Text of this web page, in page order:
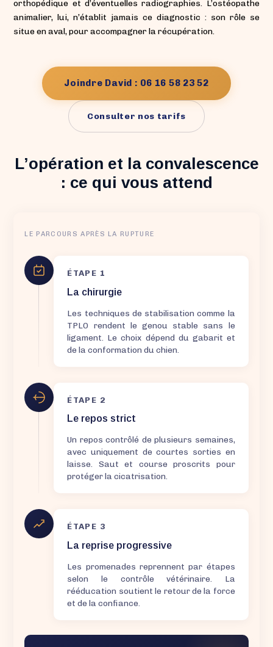
orthopédique et d’éventuelles radiographies. L’ostéopathe
animalier, lui, n’établit jamais ce diagnostic : son rôle se
situe en aval, pour accompagner la récupération.
Joindre David : 06 16 58 23 52
Consulter nos tarifs
L’opération et la convalescence
: ce qui vous attend
LE PARCOURS APRÈS LA RUPTURE
ÉTAPE 1
La chirurgie
Les techniques de stabilisation comme la
TPLO rendent le genou stable sans le
ligament. Le choix dépend du gabarit et
de la conformation du chien.
ÉTAPE 2
Le repos strict
Un repos contrôlé de plusieurs semaines,
avec uniquement de courtes sorties en
laisse. Saut et course proscrits pour
protéger la cicatrisation.
ÉTAPE 3
La reprise progressive
Les promenades reprennent par étapes
selon le contrôle vétérinaire. La
rééducation soutient le retour de la force
et de la confiance.